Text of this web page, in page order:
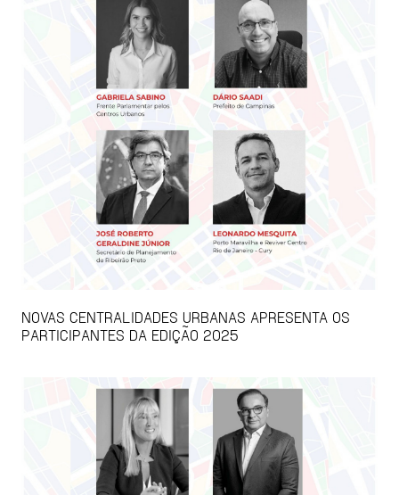
NOVAS CENTRALIDADES URBANAS APRESENTA OS
PARTICIPANTES DA EDIÇÃO 2025